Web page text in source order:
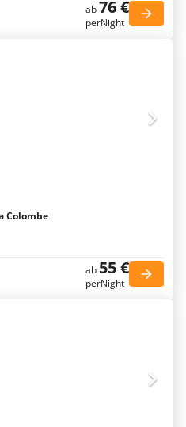
ab76 €
perNight
Colombe
ab 55 €
perNight